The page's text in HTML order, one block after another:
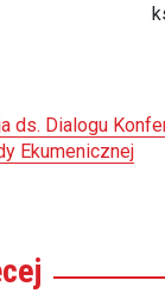
ds. Dialogu
Ekumenicznej